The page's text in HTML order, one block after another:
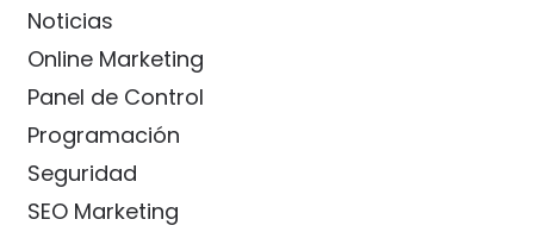
Noticias
Online Marketing
Panel de Control
Programación
Seguridad
SEO Marketing